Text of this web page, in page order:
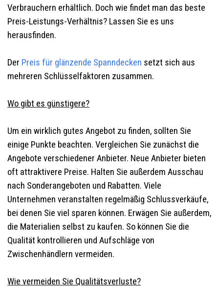
Verbrauchern erhältlich. Doch wie findet man das beste
Preis-Leistungs-Verhältnis? Lassen Sie es uns
herausfinden.
Der Preis für glänzende Spanndecken setzt sich aus
mehreren Schlüsselfaktoren zusammen.
Wo gibt es günstigere?
Um ein wirklich gutes Angebot zu finden, sollten Sie
einige Punkte beachten. Vergleichen Sie zunächst die
Angebote verschiedener Anbieter. Neue Anbieter bieten
oft attraktivere Preise. Halten Sie außerdem Ausschau
nach Sonderangeboten und Rabatten. Viele
Unternehmen veranstalten regelmäßig Schlussverkäufe,
bei denen Sie viel sparen können. Erwägen Sie außerdem,
die Materialien selbst zu kaufen. So können Sie die
Qualität kontrollieren und Aufschläge von
Zwischenhändlern vermeiden.
Wie vermeiden Sie Qualitätsverluste?